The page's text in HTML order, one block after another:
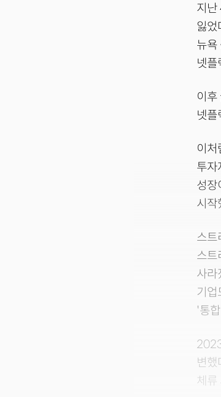
지난
잃었
뉴욕
넷플
이후
넷플
이처
투자
성장
시작
스트
스트
사라
기업
'통
변
체류